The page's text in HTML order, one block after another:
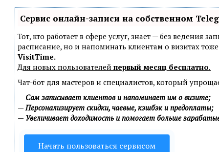
Сервис онлайн-записи на собственном
Тот, кто работает в сфере услуг, знает — без ведения
расписание, но и напоминать клиентам о визитах
VisitTime.
Для новых пользователей первый месяц бесплатно.
Чат-бот для мастеров и специалистов, который
— Сам записывает клиентов и напоминает им о визите;
—Персонализирует скидки, чаевые, кэшбэк и предоплаты;
— Увеличивает доходимость и помогает больше
Начать пользоваться сервисом